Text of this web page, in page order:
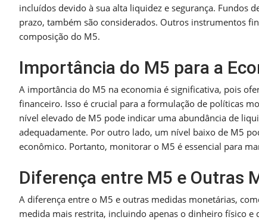
incluídos devido à sua alta liquidez e segurança. Fundos
prazo, também são considerados. Outros instrumentos
composição do M5.
Importância do M5 para a
A importância do M5 na economia é significativa, pois
financeiro. Isso é crucial para a formulação de políticas
nível elevado de M5 pode indicar uma abundância de
adequadamente. Por outro lado, um nível baixo de M5
econômico. Portanto, monitorar o M5 é essencial para
Diferença entre M5 e Outras
A diferença entre o M5 e outras medidas monetárias,
medida mais restrita, incluindo apenas o dinheiro físico